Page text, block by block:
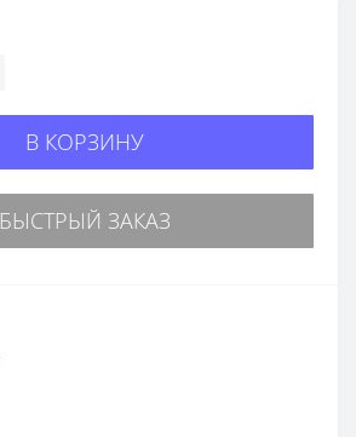
В КОРЗИНУ
БЫСТРЫЙ ЗАКАЗ